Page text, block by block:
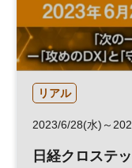
新規事業 フレ
参加無料 オー
リアル
2023/6/28(水)～
日経クロステ